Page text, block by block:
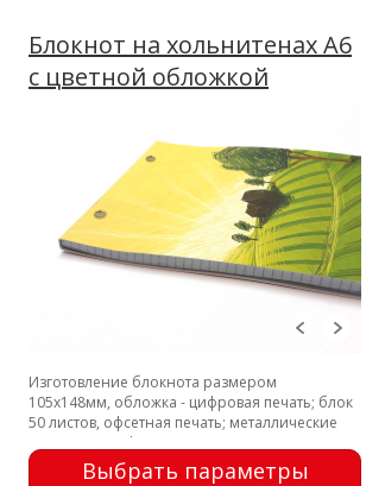
Блокнот на хольнитенах А6
с цветной обложкой
Изготовление блокнота размером
105х148мм, обложка - цифровая печать; блок
50 листов, офсетная печать; металлические
заклепки, перфорация
Выбрать параметры